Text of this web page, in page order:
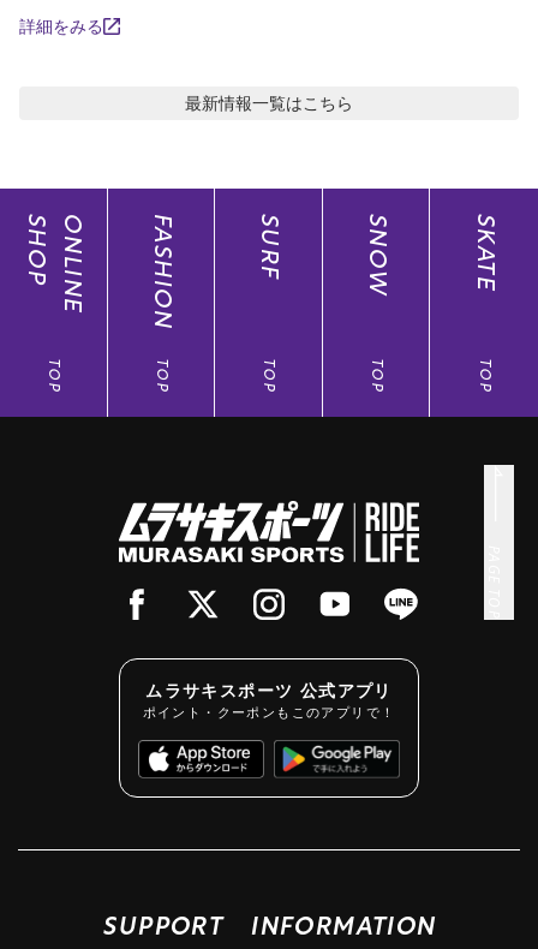
詳細をみる
最新情報一覧はこちら
ONLINE
SHOP
TOP
FASHION
TOP
SURF
TOP
SNOW
TOP
SKATE
TOP
ムラサキスポーツ 公式アプリ
ポイント・クーポンもこのアプリで！
SUPPORT INFORMATION